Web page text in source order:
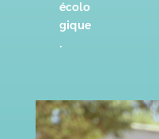
écolo
gique
.